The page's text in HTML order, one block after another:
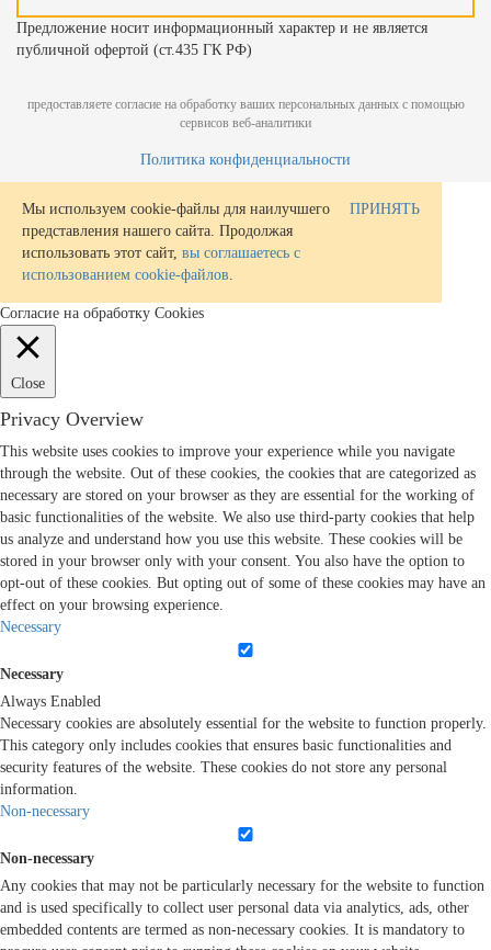
Предложение носит информационный характер и не является
публичной офертой (ст.435 ГК РФ)
предоставляете согласие на обработку ваших персональных данных с помощью
сервисов веб-аналитики
Политика конфиденциальности
Мы используем cookie-файлы для наилучшего
представления нашего сайта. Продолжая
использовать этот сайт, вы соглашаетесь с
использованием cookie-файлов.
ПРИНЯТЬ
Согласие на обработку Cookies
Close
Privacy Overview
This website uses cookies to improve your experience while you navigate
through the website. Out of these cookies, the cookies that are categorized as
necessary are stored on your browser as they are essential for the working of
basic functionalities of the website. We also use third-party cookies that help
us analyze and understand how you use this website. These cookies will be
stored in your browser only with your consent. You also have the option to
opt-out of these cookies. But opting out of some of these cookies may have an
effect on your browsing experience.
Necessary
Necessary
Always Enabled
Necessary cookies are absolutely essential for the website to function properly.
This category only includes cookies that ensures basic functionalities and
security features of the website. These cookies do not store any personal
information.
Non-necessary
Non-necessary
Any cookies that may not be particularly necessary for the website to function
and is used specifically to collect user personal data via analytics, ads, other
embedded contents are termed as non-necessary cookies. It is mandatory to